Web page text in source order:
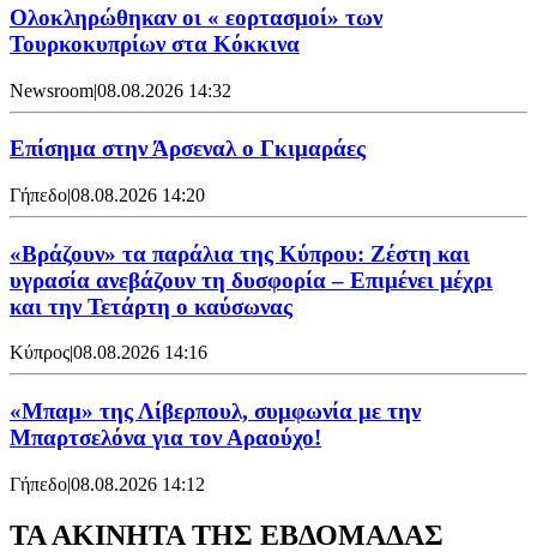
Ολοκληρώθηκαν οι « εορτασμοί» των
Τουρκοκυπρίων στα Κόκκινα
Newsroom|08.08.2026 14:32
Επίσημα στην Άρσεναλ ο Γκιμαράες
Γήπεδο|08.08.2026 14:20
«Βράζουν» τα παράλια της Κύπρου: Ζέστη και
υγρασία ανεβάζουν τη δυσφορία – Επιμένει μέχρι
και την Τετάρτη ο καύσωνας
Κύπρος|08.08.2026 14:16
«Μπαμ» της Λίβερπουλ, συμφωνία με την
Μπαρτσελόνα για τον Αραούχο!
Γήπεδο|08.08.2026 14:12
ΤΑ ΑΚΙΝΗΤΑ ΤΗΣ ΕΒΔΟΜΑΔΑΣ